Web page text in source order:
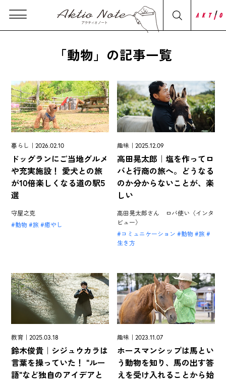
「動物」の記事一覧
暮らし｜2026.02.10
ドッグランにご当地グルメ
や充実施設！ 愛犬との旅
が10倍楽しくなる道の駅5
選
守屋之克
動物
旅 癒やし
趣味｜2025.12.09
高田晃太郎｜塩を作ってロ
バと行商の旅へ。どうなる
のか分からないことが、楽
しい
高田晃太郎さん ロバ使い〈インタ
ビュー〉
コミュニケーション
動物
旅
生き方
教育｜2025.03.18
鈴木俊貴｜シジュウカラは
言葉を操っていた！ "ルー
語"など独自のアイデアと
趣味｜2023.11.07
ホースマンシップは馬とい
う動物を知り、馬の出す答
えを受け入れることから始